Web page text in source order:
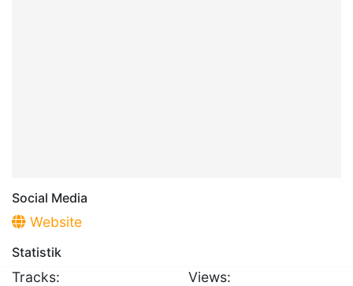
Social Media
Website
Statistik
Tracks:
Views: